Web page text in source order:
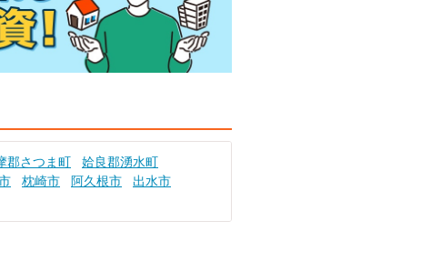
郡さつま町
姶良郡湧水町
枕崎市 阿久根市
出水市